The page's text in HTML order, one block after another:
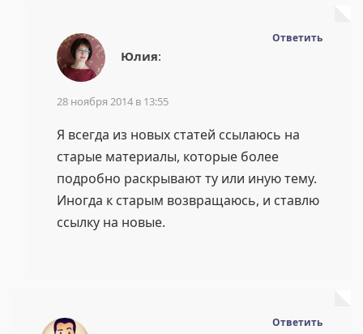
Юлия:
28 ноября 2014 в 13:55
Я всегда из новых статей ссылаюсь на
старые материалы, которые более
подробно раскрывают ту или иную тему.
Иногда к старым возвращаюсь, и ставлю
ссылку на новые.
Ответить
Ответить